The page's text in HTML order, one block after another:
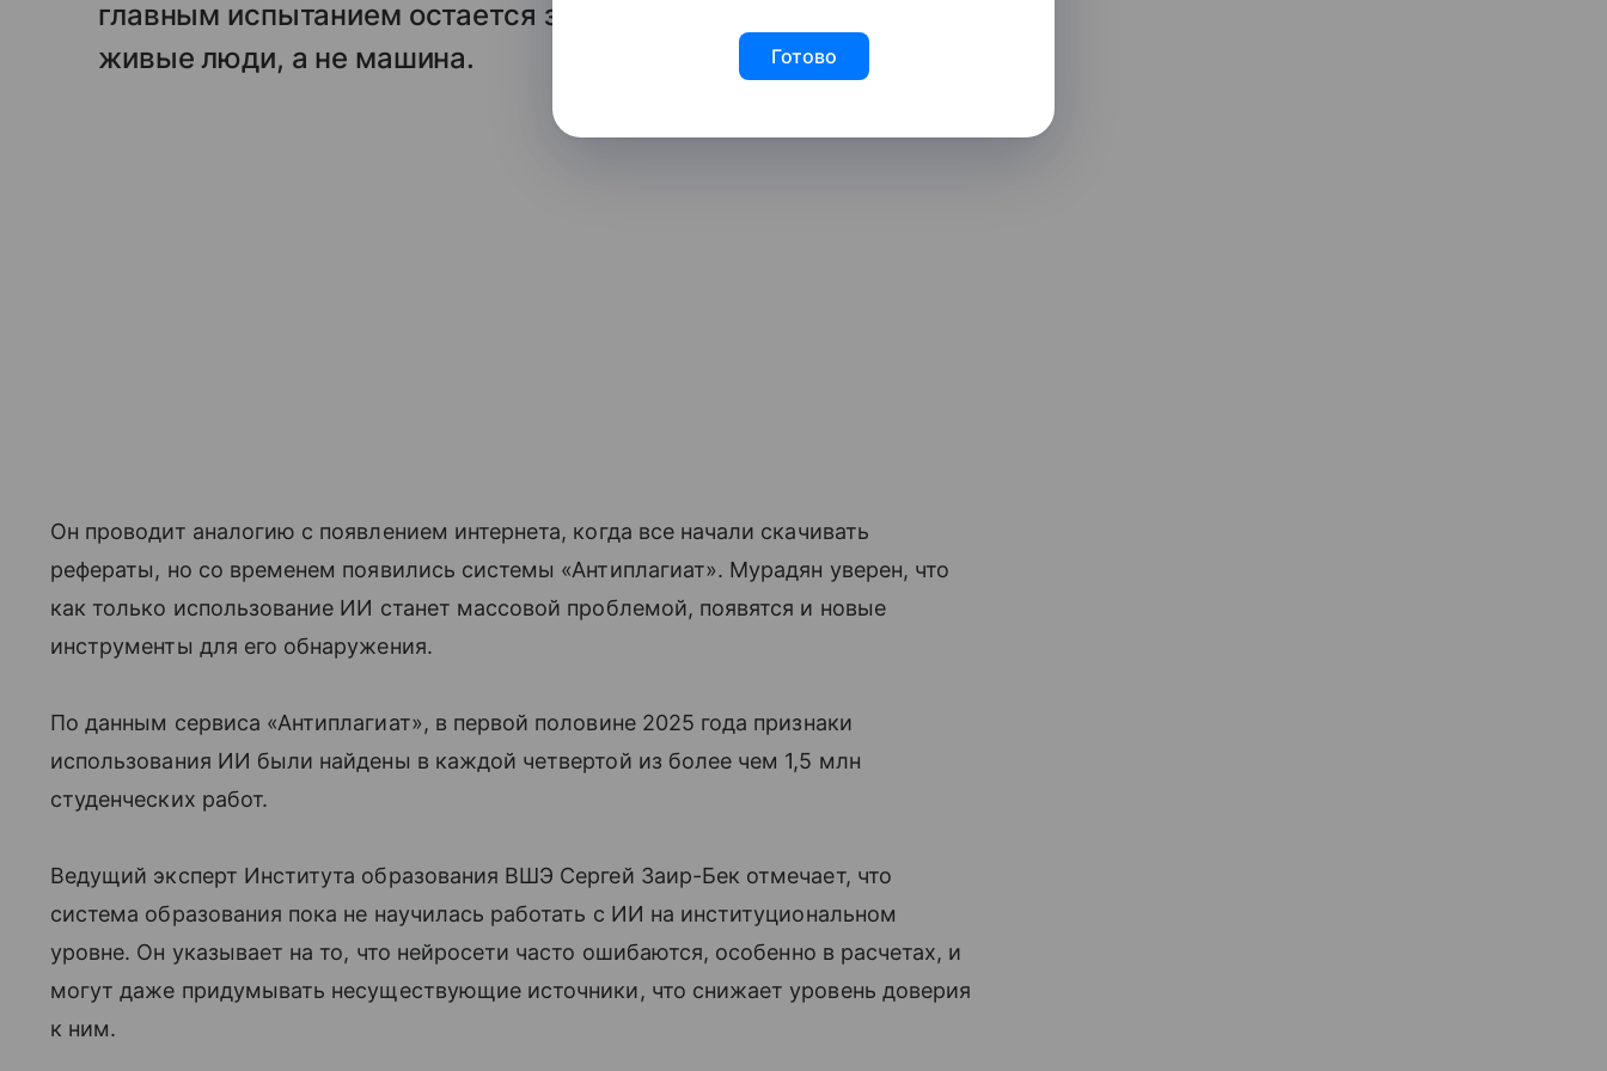
главным испытанием остается защита работы, где оценивают
живые люди, а не машина.
Он проводит аналогию с появлением интернета, когда все начали скачивать
рефераты, но со временем появились системы «Антиплагиат». Мурадян уверен, что
как только использование ИИ станет массовой проблемой, появятся и новые
инструменты для его обнаружения.
По данным сервиса «Антиплагиат», в первой половине 2025 года признаки
использования ИИ были найдены в каждой четвертой из более чем 1,5 млн
студенческих работ.
Ведущий эксперт Института образования ВШЭ Сергей Заир-Бек отмечает, что
система образования пока не научилась работать с ИИ на институциональном
уровне. Он указывает на то, что нейросети часто ошибаются, особенно в расчетах, и
могут даже придумывать несуществующие источники, что снижает уровень доверия
к ним.
Готово